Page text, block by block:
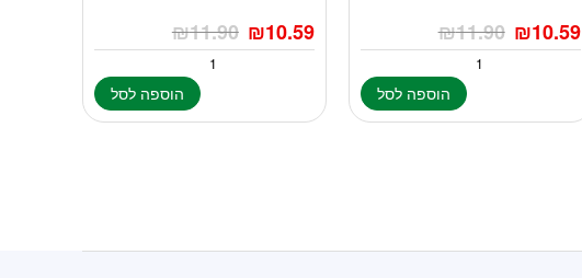
₪11.90 ₪10.59
הוספה לסל
₪11.90 ₪10.59
הוספה לסל